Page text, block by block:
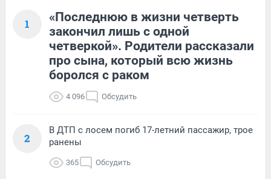
1
«Последнюю в жизни четверть
закончил лишь с одной
четверкой». Родители рассказали
про сына, который всю жизнь
боролся с раком
4 096 Обсудить
2
В ДТП с лосем погиб 17-летний пассажир, трое
ранены
365 Обсудить